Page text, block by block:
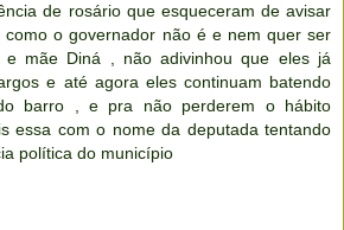
de rosário que esqueceram de avisar
como o governador não é e nem quer ser
e mãe Diná , não adivinhou que eles já
e até agora eles continuam batendo
barro , e pra não perderem o hábito
essa com o nome da deputada tentando
política do município